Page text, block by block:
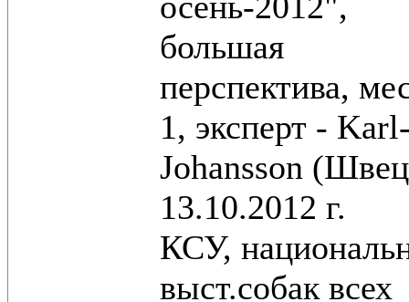
большая
перспектива,
1, эксперт -
Johansson
13.10.2012 г.
КСУ,
выст.собак всех